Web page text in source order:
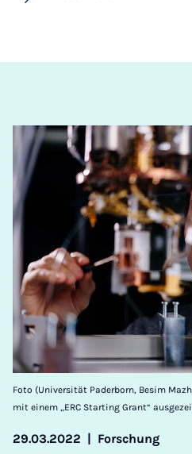
Foto (Universität Paderborn, Besim
mit einem „ERC Starting Grant“
29.03.2022 Forschung